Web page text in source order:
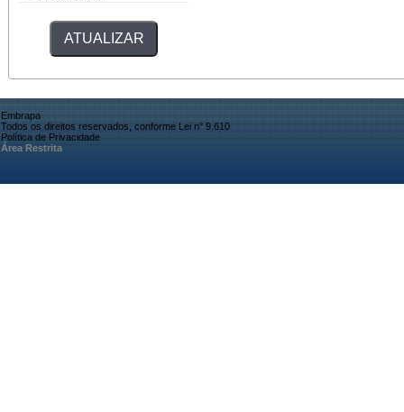
Embrapa
Todos os direitos reservados, conforme Lei n° 9.610
Política de Privacidade
Área Restrita